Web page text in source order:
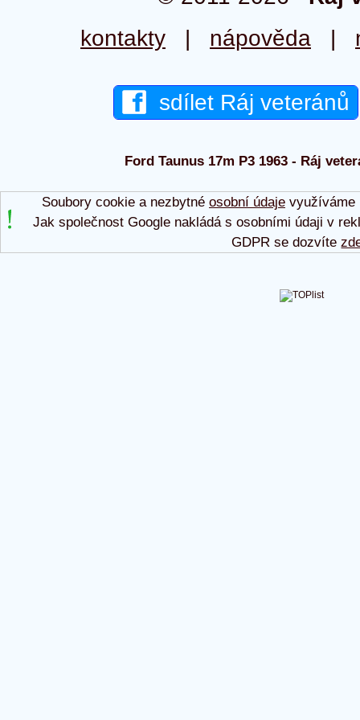
kontakty | nápověda |
sdílet Ráj veteránů
Ford Taunus 17m P3 1963 - Ráj
Soubory cookie a nezbytné osobní údajevyužíváme
Jak společnost Google nakládá s osobními údaji v
GDPR se dozvíte